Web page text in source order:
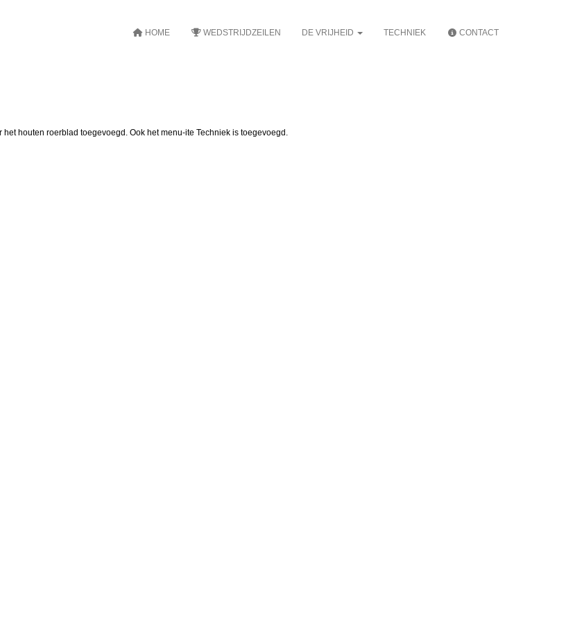
HOME WEDSTRIJDZEILEN DE VRIJHEID TECHNIEK CONTACT
houten roerblad toegevoegd. Ook het menu-ite Techniek is toegevoegd.